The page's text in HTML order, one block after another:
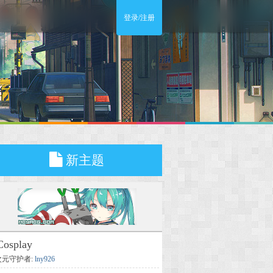
登录/注册
新主题
元守护者: lny926